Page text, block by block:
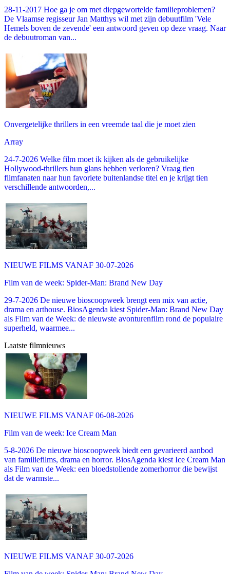
28-11-2017 Hoe ga je om met diepgewortelde familieproblemen?
De Vlaamse regisseur Jan Matthys wil met zijn debuutfilm 'Vele
Hemels boven de zevende' een antwoord geven op deze vraag. Naar
de debuutroman van...
Onvergetelijke thrillers in een vreemde taal die je moet zien
Array
24-7-2026 Welke film moet ik kijken als de gebruikelijke
Hollywood-thrillers hun glans hebben verloren? Vraag tien
filmfanaten naar hun favoriete buitenlandse titel en je krijgt tien
verschillende antwoorden,...
NIEUWE FILMS VANAF 30-07-2026
Film van de week: Spider-Man: Brand New Day
29-7-2026 De nieuwe bioscoopweek brengt een mix van actie,
drama en arthouse. BiosAgenda kiest Spider-Man: Brand New Day
als Film van de Week: de nieuwste avonturenfilm rond de populaire
superheld, waarmee...
Laatste filmnieuws
NIEUWE FILMS VANAF 06-08-2026
Film van de week: Ice Cream Man
5-8-2026 De nieuwe bioscoopweek biedt een gevarieerd aanbod
van familiefilms, drama en horror. BiosAgenda kiest Ice Cream Man
als Film van de Week: een bloedstollende zomerhorror die bewijst
dat de warmste...
NIEUWE FILMS VANAF 30-07-2026